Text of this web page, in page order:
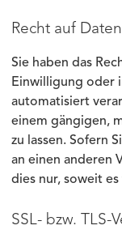
Recht auf
Sie haben das
Einwilligung oder
automatisiert
einem gängigen,
zu lassen. Sofern
an einen anderen
dies nur, soweit
SSL- bzw. TLS-